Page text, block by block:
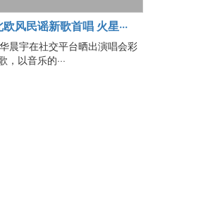
风民谣新歌首唱 火星···
晨宇在社交平台晒出演唱会彩
，以音乐的···